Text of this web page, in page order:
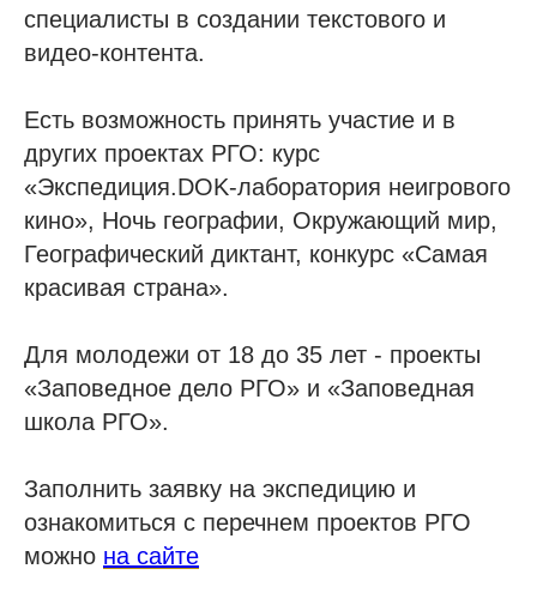
специалисты в создании текстового и
видео-контента.
Есть возможность принять участие и в
других проектах РГО: курс
«Экспедиция.DOK-лаборатория неигрового
кино», Ночь географии, Окружающий мир,
Географический диктант, конкурс «Самая
красивая страна».
Для молодежи от 18 до 35 лет - проекты
«Заповедное дело РГО» и «Заповедная
школа РГО».
Заполнить заявку на экспедицию и
ознакомиться с перечнем проектов РГО
можно на сайте